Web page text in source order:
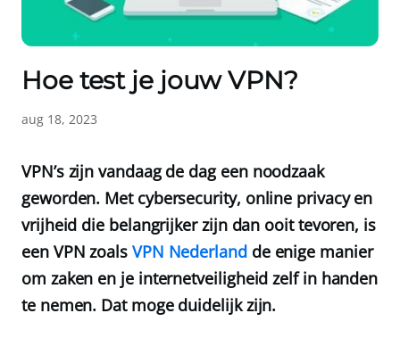
Hoe test je jouw VPN?
aug 18, 2023
VPN’s zijn vandaag de dag een noodzaak
geworden. Met cybersecurity, online privacy en
vrijheid die belangrijker zijn dan ooit tevoren, is
een VPN zoals VPN Nederlandde enige manier
om zaken en je internetveiligheid zelf in handen
te nemen. Dat moge duidelijk zijn.